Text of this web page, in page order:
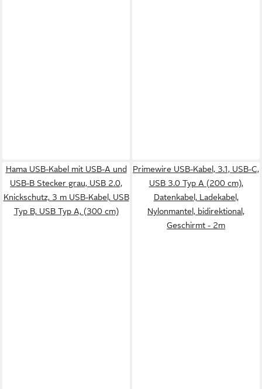
Hama USB-Kabel mit USB-A und
USB-B Stecker grau, USB 2.0,
Knickschutz, 3 m USB-Kabel, USB
Typ B, USB Typ A, (300 cm)
Primewire USB-Kabel, 3.1, USB-C,
USB 3.0 Typ A (200 cm),
Datenkabel, Ladekabel,
Nylonmantel, bidirektional,
Geschirmt - 2m